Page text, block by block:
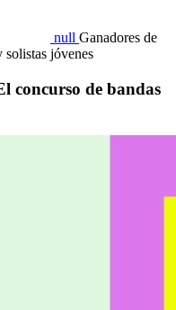
null Ganadores de
solistas jóvenes
concurso de bandas